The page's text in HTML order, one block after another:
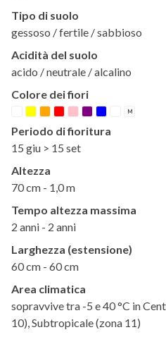
Tipo di suolo
gessoso / fertile / sabbioso
Acidità del suolo
acido / neutrale / alcalino
Colore dei fiori
M
Periodo di fioritura
15 giu > 15 set
Altezza
70 cm - 1,0 m
Tempo altezza massima
2 anni - 2 anni
Larghezza (estensione)
60 cm - 60 cm
Area climatica
sopravvive tra -5 e 40 °C in
10), Subtropicale (zona 11)